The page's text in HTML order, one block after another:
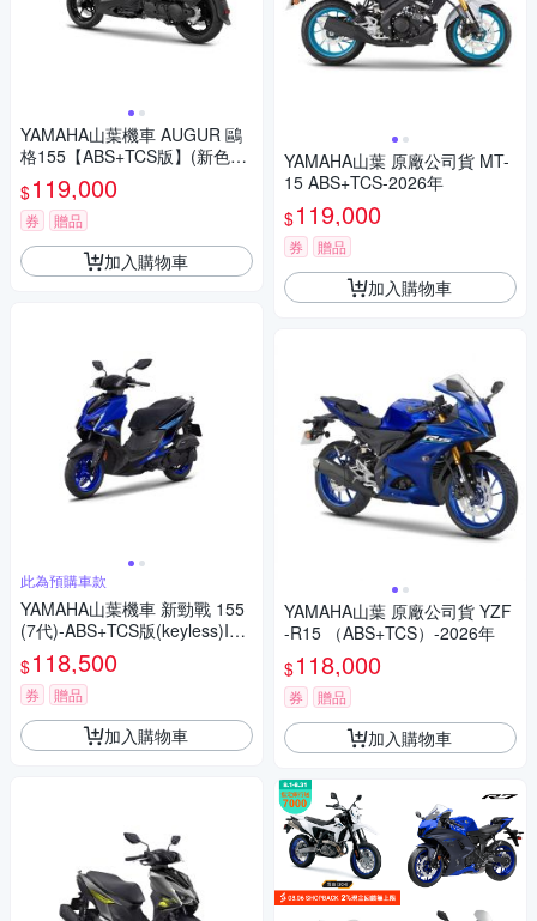
YAMAHA山葉機車 AUGUR 鷗
格155【ABS+TCS版】(新色彩)
- 2026年
$119,000
券 贈品
加入購物車
此為預購車款
YAMAHA山葉機車 新勁戰 155
(7代)-ABS+TCS版(keyless)IC
ON BLUE 競技藍 藍黑 -2026年
$118,500
券 贈品
加入購物車
YAMAHA山葉 原廠公司貨 MT-
15 ABS+TCS-2026年
$119,000
券 贈品
加入購物車
YAMAHA山葉 原廠公司貨 YZF
-R15 （ABS+TCS）-2026年
$118,000
券 贈品
加入購物車